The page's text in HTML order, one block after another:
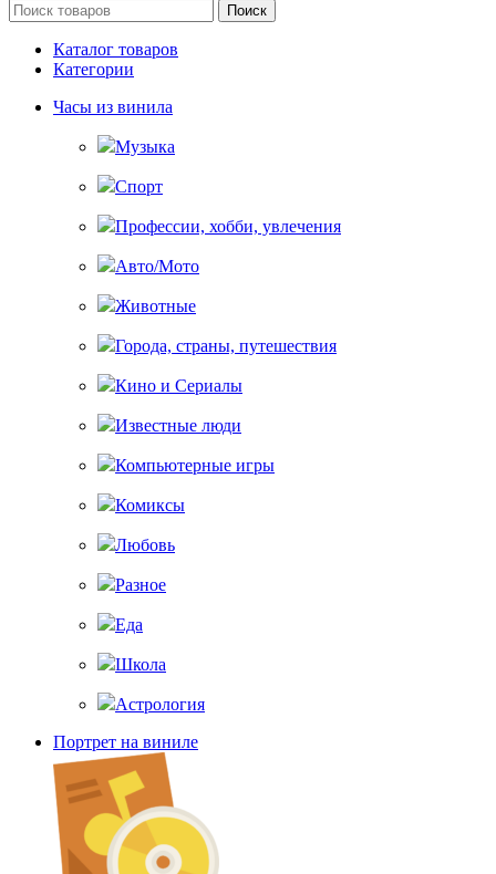
Поиск
Каталог товаров
Категории
Часы из винила
Музыка
Спорт
Профессии, хобби, увлечения
Авто/Мото
Животные
Города, страны, путешествия
Кино и Сериалы
Известные люди
Компьютерные игры
Комиксы
Любовь
Разное
Еда
Школа
Астрология
Портрет на виниле